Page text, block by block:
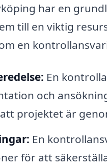
har en
till en viktig
en
En
och
projektet är
En
för att